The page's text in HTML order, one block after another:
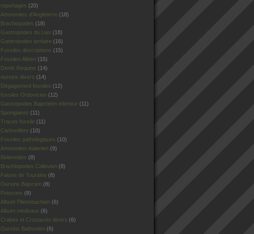
reportages (20)
Ammonites d'Angleterre (18)
Brachiopodes (18)
Gastropodes du Lias (18)
Gastropodes tertiaire (16)
Fossiles descriptions (15)
Fossiles Albien (15)
Dents Requins (14)
oursins divers (14)
Dégagement fossiles (12)
fossiles Ordovicien (12)
Gastropodes Bajocienn inférieur (11)
Spongiaires (11)
Traces fossile (11)
Carbonifère (10)
Fossiles pathologiques (10)
Ammonites Aalenien (9)
Belemnites (8)
Brachiopodes Callovien (8)
Faluns de Touraine (8)
Oursins Bajocien (8)
Poissons (8)
Album Pliensbachien (6)
Album minéraux (6)
Crabes et Crustacés divers (6)
Oursins Bathonien (6)